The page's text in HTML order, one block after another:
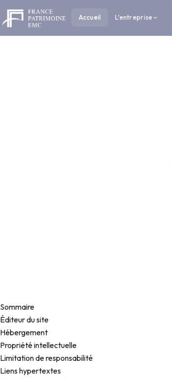
Accueil L'entreprise
Sommaire
Éditeur du site
Hébergement
Propriété intellectuelle
Limitation de responsabilité
Liens hypertextes